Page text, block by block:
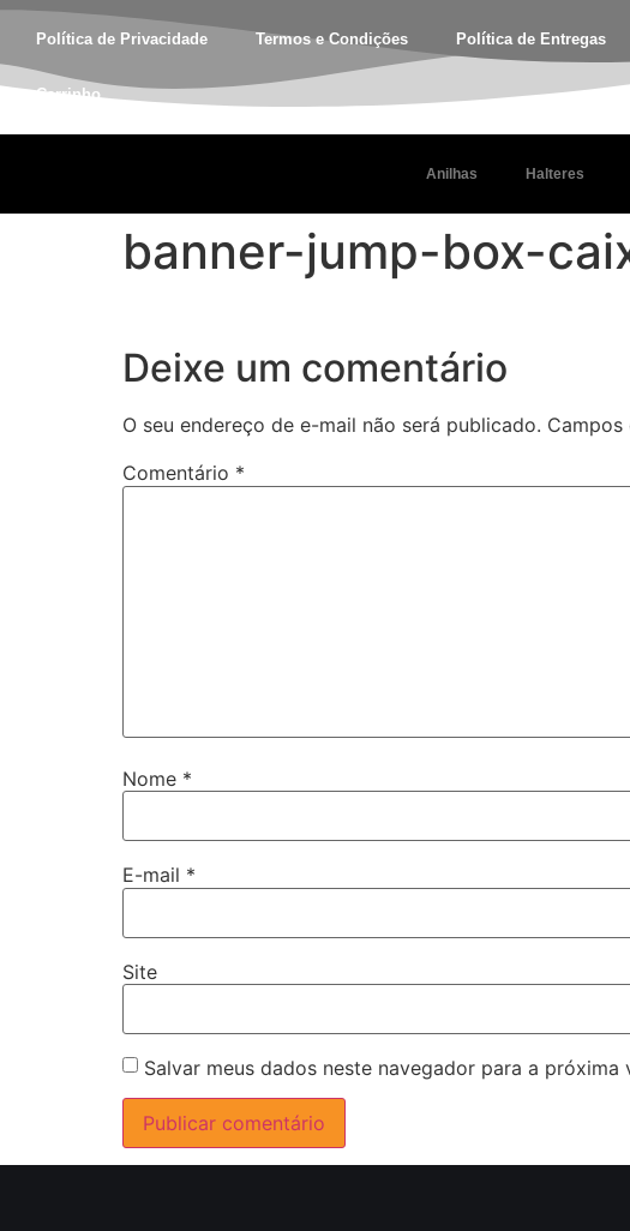
Política de Privacidade Termos e Condições Política de Entregas
Carrinho
Anilhas Halteres
banner-jump-box-
Deixe um comentário
O seu endereço de e-mail não será publicado.
Comentário *
Nome *
E-mail *
Site
Salvar meus dados neste navegador para a próxima